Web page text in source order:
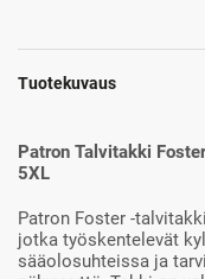
Tuotekuvaus
Patron Talvitakki
5XL
Patron Foster -
jotka työskentelevät
sääolosuhteissa ja